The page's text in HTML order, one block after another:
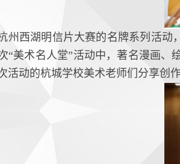
州西湖明信片大赛的名牌系列活动
“美术名人堂”活动中，著名漫画
活动的杭城学校美术老师们分享创